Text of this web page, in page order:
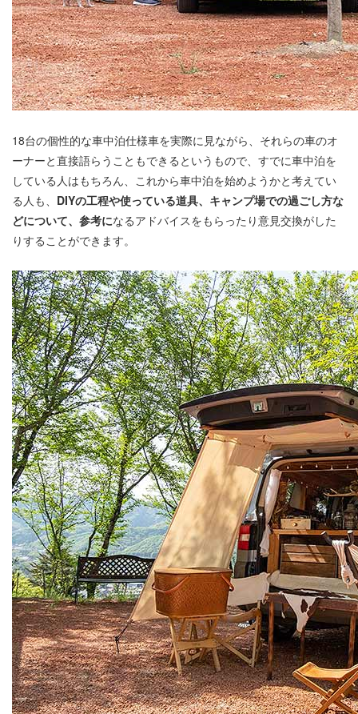
18台の個性的な車中泊仕様車を実際に見ながら、それらの車のオ
ーナーと直接語らうこともできるというもので、すでに車中泊を
している人はもちろん、これから車中泊を始めようかと考えてい
る人も、 DIYの工程や使っている道具、キャンプ場での過ごし方な
どについて、参考になるアドバイスをもらったり意見交換がした
りすることができます。